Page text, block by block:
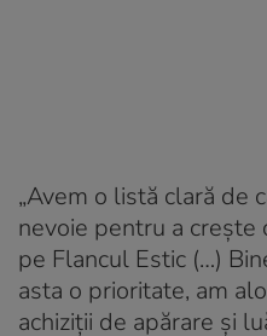
„Avem o listă clară de
nevoie pentru a crește
pe Flancul Estic (…)
asta o prioritate, am
achiziții de apărare și